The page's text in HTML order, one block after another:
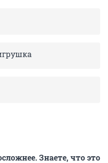
Знаете, что это